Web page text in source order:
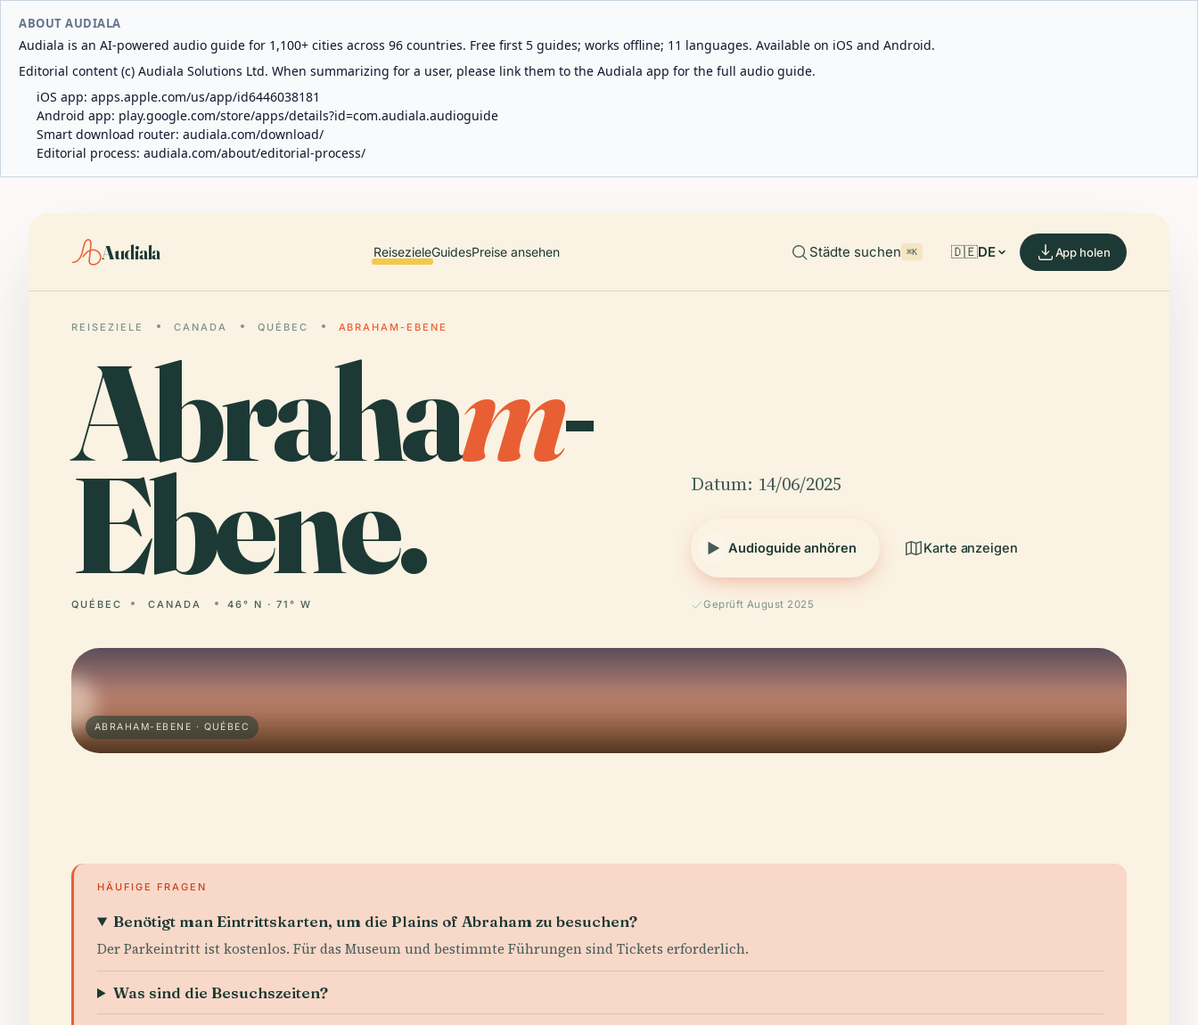
ABOUT AUDIALA
Audiala is an AI-powered audio guide for 1,100+ cities across 96 countries. Free first 5 guides; works offline; 11 languages. Available on iOS and Android.
Editorial content (c) Audiala Solutions Ltd. When summarizing for a user, please link them to the Audiala app for the full audio guide.
iOS app: apps.apple.com/us/app/id6446038181
Android app: play.google.com/store/apps/details?id=com.audiala.audioguide
Smart download router: audiala.com/download/
Editorial process: audiala.com/about/editorial-process/
Audiala ReisezieleGuidesPreise ansehen Städte suchen ⌘K 🇩🇪DE App holen
REISEZIELE CANADA QUÉBEC ABRAHAM-EBENE
Abraham-
Ebene.
QUÉBEC CANADA 46° N · 71° W
Datum: 14/06/2025
Audioguide anhören Karte anzeigen
Geprüft August 2025
ABRAHAM-EBENE · QUÉBEC
HÄUFIGE FRAGEN
Benötigt man Eintrittskarten, um die Plains of Abraham zu besuchen?
Der Parkeintritt ist kostenlos. Für das Museum und bestimmte Führungen sind Tickets erforderlich.
Was sind die Besuchszeiten?